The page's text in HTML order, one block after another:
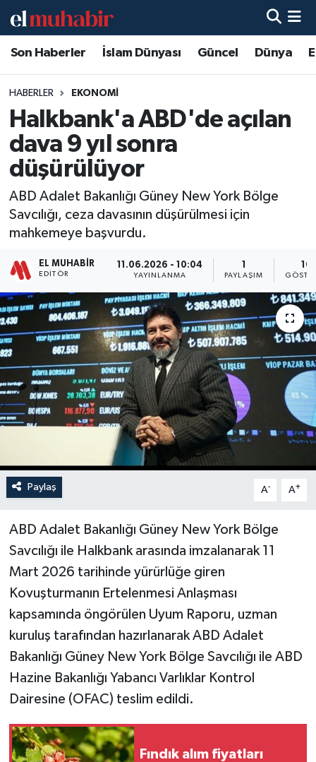
Son Haberler İslam Dünyası Güncel Dünya
HABERLER EKONOMI
Halkbank'a ABD'de açılan
dava 9 yıl sonra
düşürülüyor
ABD Adalet Bakanlığı Güney New York Bölge
Savcılığı, ceza davasının düşürülmesi için
mahkemeye başvurdu.
EL MUHABIR
EDITÖR
11.06.2026 - 10:04
YAYINLANMA PAYLAŞIM
16
Paylaş A- A+
ABD Adalet Bakanlığı Güney New York Bölge
Savcılığı ile Halkbank arasında imzalanarak 11
Mart 2026 tarihinde yürürlüğe giren
Kovuşturmanın Ertelenmesi Anlaşması
kapsamında öngörülen Uyum Raporu, uzman
kuruluş tarafından hazırlanarak ABD Adalet
Bakanlığı Güney New York Bölge Savcılığı ile ABD
Hazine Bakanlığı Yabancı Varlıklar Kontrol
Dairesine (OFAC) teslim edildi.
Fındık alım fiyatları
Hava Durumu
Trafik Durumu
Süper Lig Puan Durumu ve Fikstür
Tüm Manşetler
Son Dakika Haberleri
Haber Arşivi